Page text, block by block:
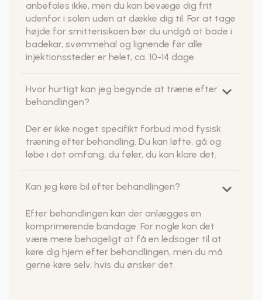
anbefales ikke, men du kan bevæge dig frit
udenfor i solen uden at dække dig til. For at tage
højde for smitterisikoen bør du undgå at bade i
badekar, svømmehal og lignende før alle
injektionssteder er helet, ca. 10-14 dage.
Hvor hurtigt kan jeg begynde at træne efter
behandlingen?
keyboard_arrow_down
Der er ikke noget specifikt forbud mod fysisk
træning efter behandling. Du kan løfte, gå og
løbe i det omfang, du føler, du kan klare det.
Kan jeg køre bil efter behandlingen? keyboard_arrow_down
Efter behandlingen kan der anlægges en
komprimerende bandage. For nogle kan det
være mere behageligt at få en ledsager til at
køre dig hjem efter behandlingen, men du må
gerne køre selv, hvis du ønsker det.